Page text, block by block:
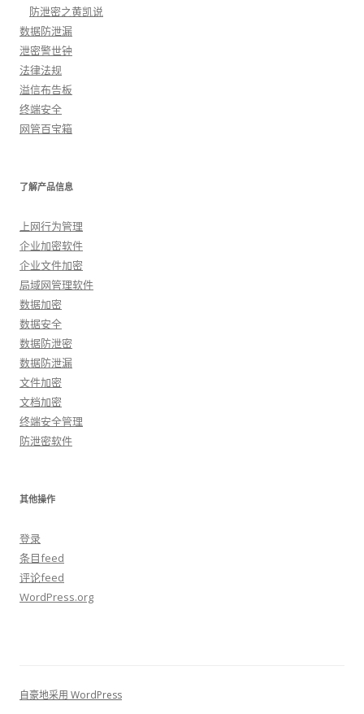
防泄密之黄凯说
数据防泄漏
泄密警世钟
法律法规
溢信布告板
终端安全
网管百宝箱
了解产品信息
上网行为管理
企业加密软件
企业文件加密
局域网管理软件
数据加密
数据安全
数据防泄密
数据防泄漏
文件加密
文档加密
终端安全管理
防泄密软件
其他操作
登录
条目feed
评论feed
WordPress.org
自豪地采用 WordPress